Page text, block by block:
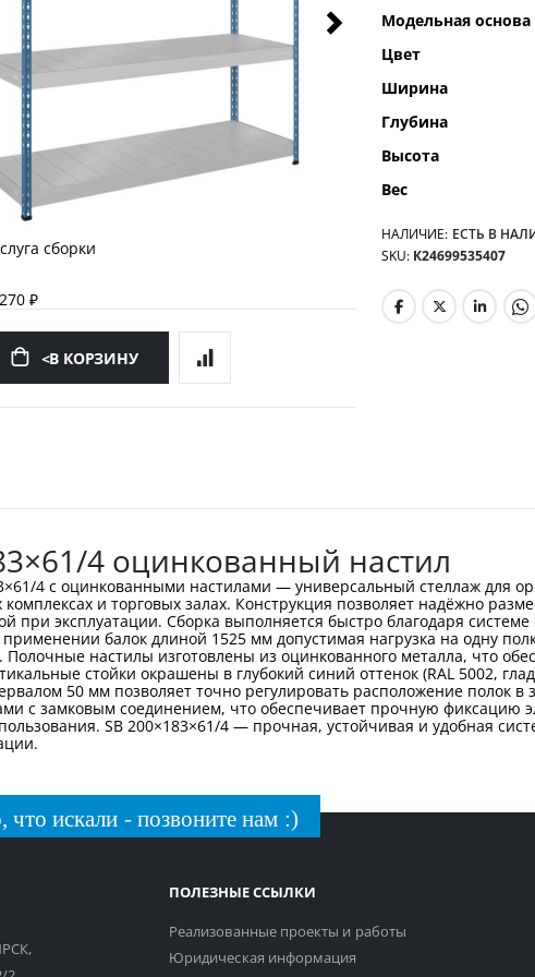
сборки
₽
<В КОРЗИНУ
Модельная основа
Цвет
Ширина
Глубина
Высота
Вес
НАЛИЧИЕ: ЕСТЬ В
SKU К24699535407
4 оцинкованный настил
4 с оцинкованными настилами — универсальный стеллаж для
комплексах и торговых залах. Конструкция позволяет надёжно
при эксплуатации. Сборка выполняется быстро благодаря
балок длиной 1525 мм допустимая нагрузка на одну
Полочные настилы изготовлены из оцинкованного металла, что
стойки окрашены в глубокий синий оттенок (RAL 5002,
50 мм позволяет точно регулировать расположение полок
с замковым соединением, что обеспечивает прочную фиксацию
SB 200×183×61/4 — прочная, устойчивая и удобная
искали - позвоните нам :)
ПОЛЕЗНЫЕ ССЫЛКИ
Реализованные проекты и работы
Юридическая информация